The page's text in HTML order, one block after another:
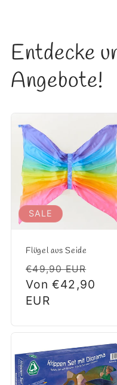
Entdecke
Angebote!
SALE
Flügel aus Seide
Normaler
Preis
€49,90 EUR
Von €42,90
EUR